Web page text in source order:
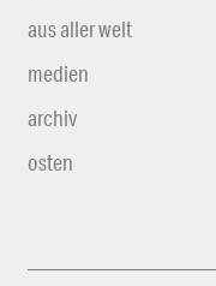
aus aller welt
medien
archiv
osten